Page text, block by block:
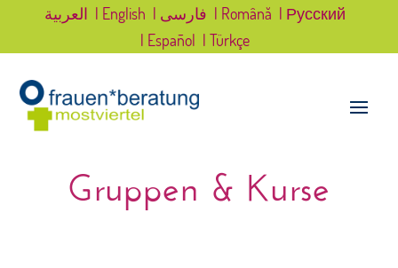
العربية | English | فارسی | Română | Русский
| Español | Türkçe
Gruppen & Kurse